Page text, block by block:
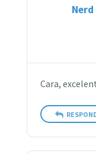
Cara,